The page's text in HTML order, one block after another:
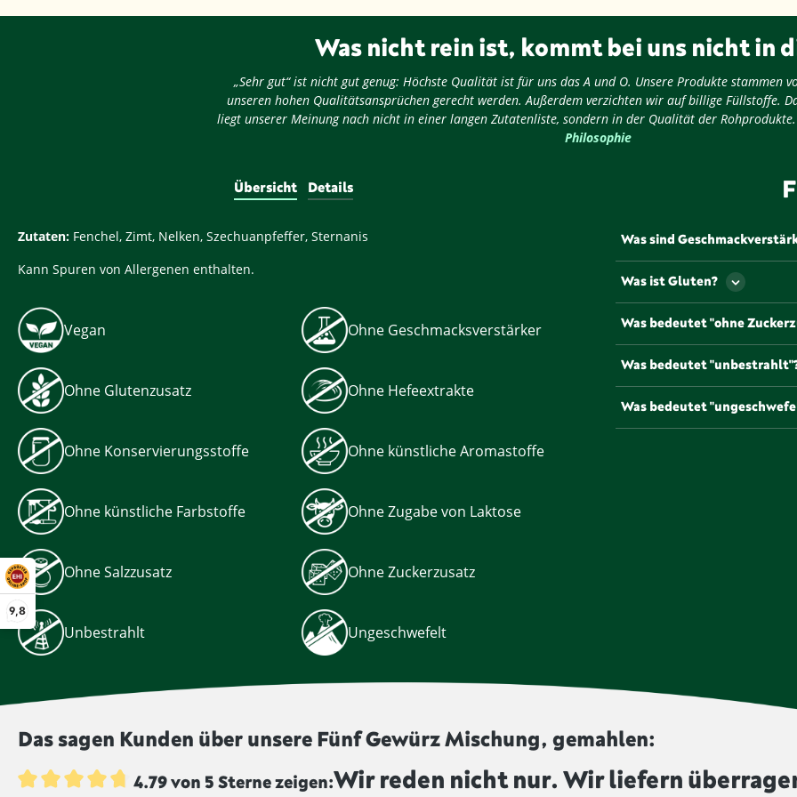
9,8
Was nicht rein ist, kommt bei uns nicht in
„Sehr gut“ ist nicht gut genug: Höchste Qualität ist für uns das A und O. Unsere Produkte stammen
unseren hohen Qualitätsansprüchen gerecht werden. Außerdem verzichten wir auf billige Füllstoffe.
liegt unserer Meinung nach nicht in einer langen Zutatenliste, sondern in der Qualität der Rohprodukte.
Philosophie
Übersicht Details
Zutaten: Fenchel, Zimt, Nelken, Szechuanpfeffer, Sternanis
Kann Spuren von Allergenen enthalten.
Vegan Ohne Geschmacksverstärker
Ohne Glutenzusatz Ohne Hefeextrakte
Ohne Konservierungsstoffe Ohne künstliche Aromastoffe
Ohne künstliche Farbstoffe Ohne Zugabe von Laktose
Ohne Salzzusatz Ohne Zuckerzusatz
Unbestrahlt Ungeschwefelt
Was sind
Als Geschmackverstärker
Geschmack und/oder den
werden müssen
gängigsten und
Natriumglutamat, die mit
Was ist Gluten?
Gluten ist ein Eiweiß, dass
Was bedeutet "ohne
Lebensmittel, die mit
Zuckerzusätzen oder
Was bedeutet
Um die Haltbarkeit zu
Gesetz bestrahlt werden.
werden von uns unbestrahlt
Was bedeutet
Das sagen Kunden über unsere Fünf Gewürz Mischung, gemahlen:
4.79 von 5 Sterne zeigen:Wir reden nicht nur. Wir liefern